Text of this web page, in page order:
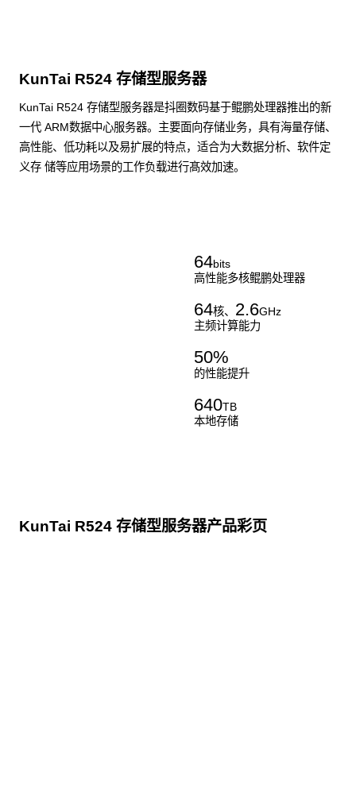
KunTai R524 存储型服务器
KunTai R524 存储型服务器是抖圈数码基于鲲鹏处理器推出的新
一代 ARM数据中心服务器。主要面向存储业务，具有海量存储、
高性能、低功耗以及易扩展的特点，适合为大数据分析、软件定
义存 储等应用场景的工作负载进行髙效加速。
64bits
高性能多核鲲鹏处理器
64核、 2.6GHz
主频计算能力
50%
的性能提升
640TB
本地存储
KunTai R524 存储型服务器产品彩页